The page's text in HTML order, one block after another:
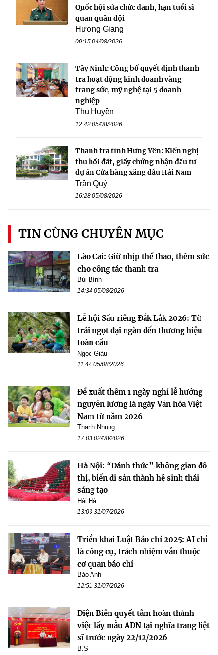
Quốc hội sửa chức danh, hạn tuổi sĩ
quan quân đội
Hương Giang
09:15 04/08/2026
Tây Ninh: Công bố quyết định thanh
tra hoạt động kinh doanh vàng
trang sức, mỹ nghệ tại 5 doanh
nghiệp
Thu Huyền
12:42 05/08/2026
Thanh tra tỉnh Hưng Yên: Kiến nghị
thu hồi đất, giấy chứng nhận đầu tư
dự án Cửa hàng xăng dầu Hải Nam
Trần Quý
16:28 05/08/2026
TIN CÙNG CHUYÊN MỤC
Lào Cai: Giữ nhịp thể thao, thêm sức
cho công tác thanh tra
Bùi Bình
14:34 05/08/2026
Lễ hội Sầu riêng Đắk Lắk 2026: Từ
trái ngọt đại ngàn đến thương hiệu
toàn cầu
Ngọc Giàu
11:44 05/08/2026
Đề xuất thêm 1 ngày nghỉ lễ hưởng
nguyên lương là ngày Văn hóa Việt
Nam từ năm 2026
Thanh Nhung
17:03 02/08/2026
Hà Nội: “Đánh thức” không gian đô
thị, biến di sản thành hệ sinh thái
sáng tạo
Hải Hà
13:03 31/07/2026
Triển khai Luật Báo chí 2025: AI chỉ
là công cụ, trách nhiệm vẫn thuộc
cơ quan báo chí
Bảo Anh
12:51 31/07/2026
Điện Biên quyết tâm hoàn thành
việc lấy mẫu ADN tại nghĩa trang liệt
sĩ trước ngày 22/12/2026
B.S